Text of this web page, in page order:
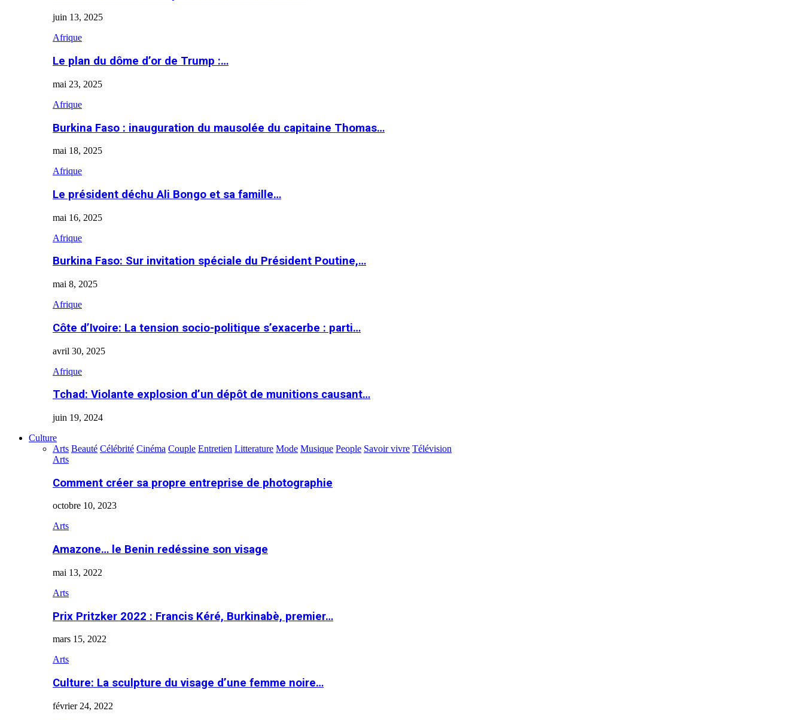
juin 13, 2025
Afrique
Le plan du dôme d’or de Trump :…
mai 23, 2025
Afrique
Burkina Faso : inauguration du mausolée du capitaine Thomas…
mai 18, 2025
Afrique
Le président déchu Ali Bongo et sa famille…
mai 16, 2025
Afrique
Burkina Faso: Sur invitation spéciale du Président Poutine,…
mai 8, 2025
Afrique
Côte d’Ivoire: La tension socio-politique s’exacerbe : parti…
avril 30, 2025
Afrique
Tchad: Violante explosion d’un dépôt de munitions causant…
juin 19, 2024
Culture
Arts Beauté Célébrité Cinéma Couple Entretien Litterature Mode Musique People Savoir vivre Télévision
Arts
Comment créer sa propre entreprise de photographie
octobre 10, 2023
Arts
Amazone… le Benin redéssine son visage
mai 13, 2022
Arts
Prix Pritzker 2022 : Francis Kéré, Burkinabè, premier…
mars 15, 2022
Arts
Culture: La sculpture du visage d’une femme noire…
février 24, 2022